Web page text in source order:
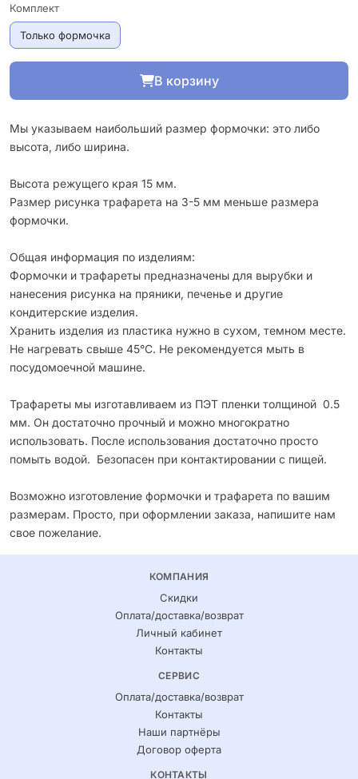
Комплект
Только формочка
В корзину
Мы указываем наибольший размер формочки: это либо
высота, либо ширина.
Высота режущего края 15 мм.
Размер рисунка трафарета на 3-5 мм меньше размера
формочки.
Общая информация по изделиям:
Формочки и трафареты предназначены для вырубки и
нанесения рисунка на пряники, печенье и другие
кондитерские изделия.
Хранить изделия из пластика нужно в сухом, темном месте.
Не нагревать свыше 45°С. Не рекомендуется мыть в
посудомоечной машине.
Трафареты мы изготавливаем из ПЭТ пленки толщиной 0.5
мм. Он достаточно прочный и можно многократно
использовать. После использования достаточно просто
помыть водой. Безопасен при контактировании с пищей.
Возможно изготовление формочки и трафарета по вашим
размерам. Просто, при оформлении заказа, напишите нам
свое пожелание.
КОМПАНИЯ
Скидки
Оплата/доставка/возврат
Личный кабинет
Контакты
СЕРВИС
Оплата/доставка/возврат
Контакты
Наши партнёры
Договор оферта
КОНТАКТЫ